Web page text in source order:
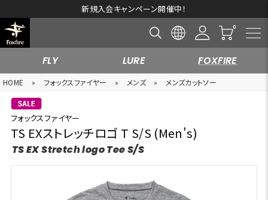
新規入会キャンペーン開催中！
FLY LURE FOXFIRE
HOME » フォックスファイヤー » メンズ » メンズカットソー
フォックスファイヤー
TS EXストレッチロゴ T S/S (Men's)
TS EX Stretch logo Tee S/S